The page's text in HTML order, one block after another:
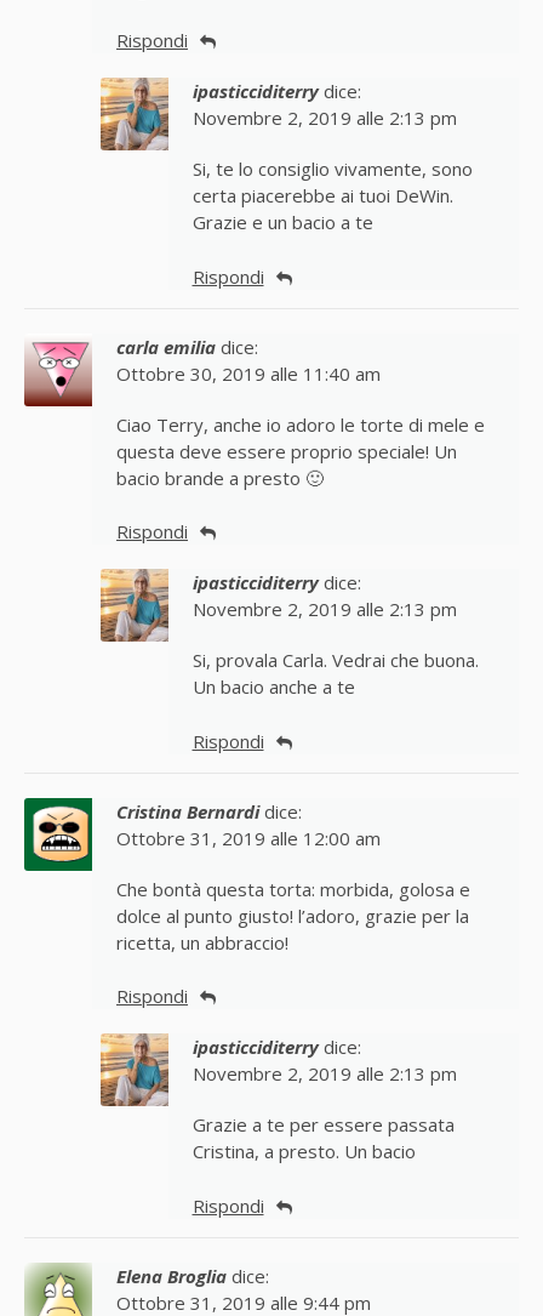
Rispondi
ipasticciditerry dice:
Novembre 2, 2019 alle 2:13 pm
Si, te lo consiglio vivamente, sono
certa piacerebbe ai tuoi DeWin.
Grazie e un bacio a te
Rispondi
carla emilia dice:
Ottobre 30, 2019 alle 11:40 am
Ciao Terry, anche io adoro le torte di mele e
questa deve essere proprio speciale! Un
bacio brande a presto 🙂
Rispondi
ipasticciditerry dice:
Novembre 2, 2019 alle 2:13 pm
Si, provala Carla. Vedrai che buona.
Un bacio anche a te
Rispondi
Cristina Bernardi dice:
Ottobre 31, 2019 alle 12:00 am
Che bontà questa torta: morbida, golosa e
dolce al punto giusto! l’adoro, grazie per la
ricetta, un abbraccio!
Rispondi
ipasticciditerry dice:
Novembre 2, 2019 alle 2:13 pm
Grazie a te per essere passata
Cristina, a presto. Un bacio
Rispondi
Elena Broglia dice:
Ottobre 31, 2019 alle 9:44 pm